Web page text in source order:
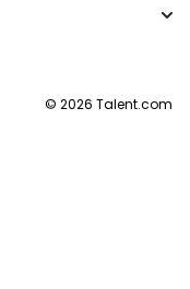
© 2026 Talent.com